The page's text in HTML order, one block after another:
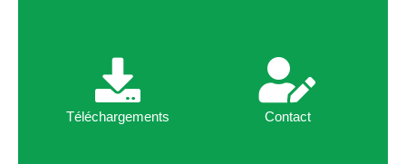
Téléchargements Contact
Téléchargements Contact